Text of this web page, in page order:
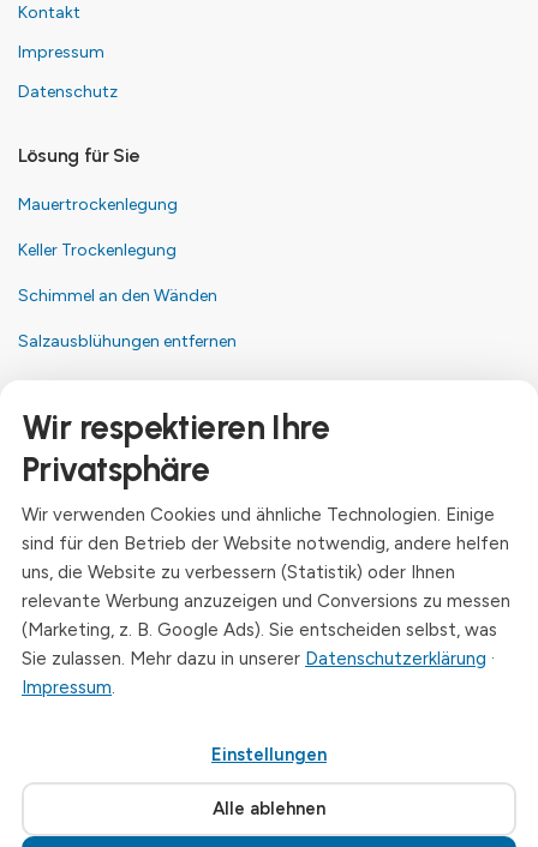
Kontakt
Impressum
Datenschutz
Lösung für Sie
Mauertrockenlegung
Keller Trockenlegung
Schimmel an den Wänden
Salzausblühungen entfernen
Anschrift
Dresdner Straße 24, 09577 Niederwiesa
Telefon
+49 (0)3726 - 720 560
E-Mail
info@drymat.de
Öffnungszeiten
Mo-Fr: 08:00 - 15:00 Uhr
© 2026 Drymat Systeme GmbH.Cookie-Einstellungen
Wir respektieren Ihre
Privatsphäre
Wir verwenden Cookies und ähnliche Technologien. Einige
sind für den Betrieb der Website notwendig, andere helfen
uns, die Website zu verbessern (Statistik) oder Ihnen
relevante Werbung anzuzeigen und Conversions zu messen
(Marketing, z. B. Google Ads). Sie entscheiden selbst, was
Sie zulassen. Mehr dazu in unserer Datenschutzerklärung ·
Impressum.
Einstellungen
Alle ablehnen